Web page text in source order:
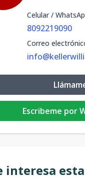
Celular /
8092219090
Correo
Escribeme por
interesa